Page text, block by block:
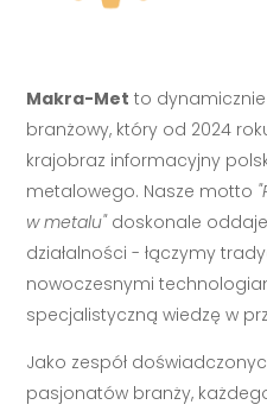
Makra-Met to
branżowy, który od 2024
krajobraz informacyjny
metalowego. Nasze motto
w metalu"doskonale
działalności - łączymy
nowoczesnymi
specjalistyczną wiedzę w
Jako zespół
pasjonatów branży,